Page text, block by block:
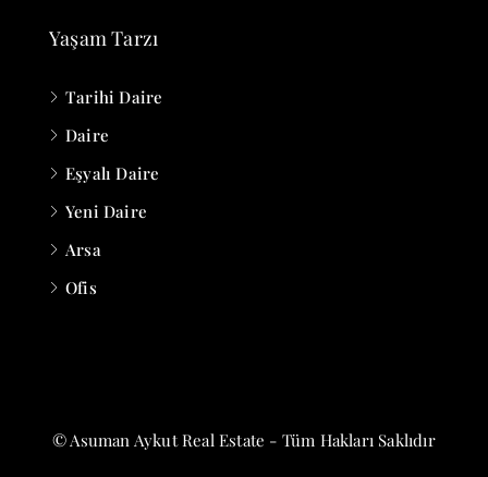
Yaşam Tarzı
Tarihi Daire
Daire
Eşyalı Daire
Yeni Daire
Arsa
Ofis
© Asuman Aykut Real Estate - Tüm Hakları Saklıdır